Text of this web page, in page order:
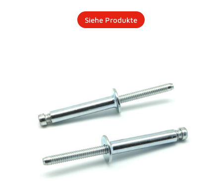
Siehe Produkte